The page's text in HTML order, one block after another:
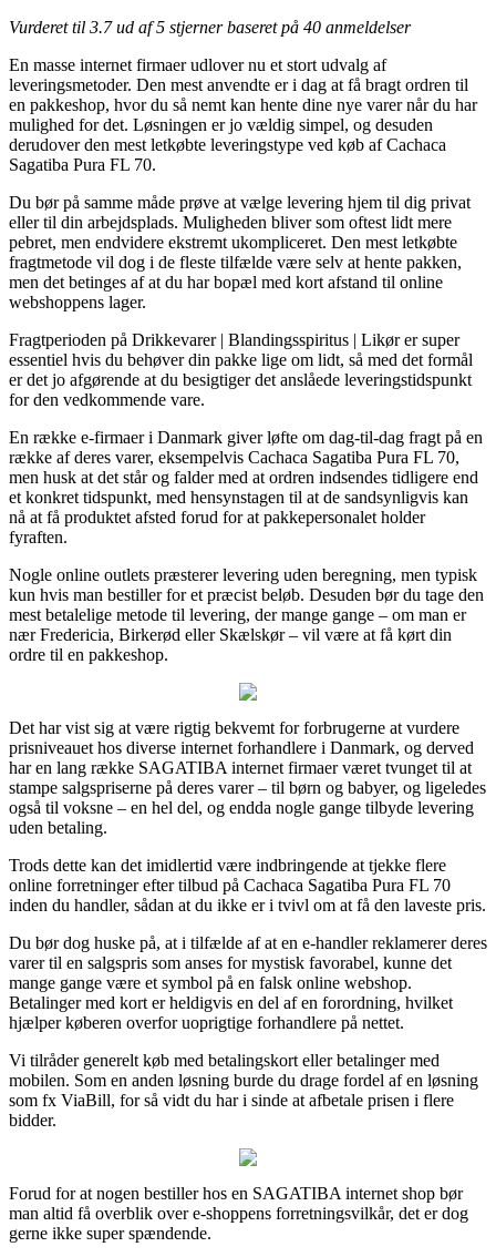
Vurderet til 3.7ud af 5 stjerner baseret på 40 anmeldelser
En masse internet firmaer udlover nu et stort udvalg af
leveringsmetoder. Den mest anvendte er i dag at få bragt ordren til
en pakkeshop, hvor du så nemt kan hente dine nye varer når du har
mulighed for det. Løsningen er jo vældig simpel, og desuden
derudover den mest letkøbte leveringstype ved køb af Cachaca
Sagatiba Pura FL 70.
Du bør på samme måde prøve at vælge levering hjem til dig privat
eller til din arbejdsplads. Muligheden bliver som oftest lidt mere
pebret, men endvidere ekstremt ukompliceret. Den mest letkøbte
fragtmetode vil dog i de fleste tilfælde være selv at hente pakken,
men det betinges af at du har bopæl med kort afstand til online
webshoppens lager.
Fragtperioden på Drikkevarer | Blandingsspiritus | Likør er super
essentiel hvis du behøver din pakke lige om lidt, så med det formål
er det jo afgørende at du besigtiger det anslåede leveringstidspunkt
for den vedkommende vare.
En række e-firmaer i Danmark giver løfte om dag-til-dag fragt på en
række af deres varer, eksempelvis Cachaca Sagatiba Pura FL 70,
men husk at det står og falder med at ordren indsendes tidligere end
et konkret tidspunkt, med hensynstagen til at de sandsynligvis kan
nå at få produktet afsted forud for at pakkepersonalet holder
fyraften.
Nogle online outlets præsterer levering uden beregning, men typisk
kun hvis man bestiller for et præcist beløb. Desuden bør du tage den
mest betalelige metode til levering, der mange gange – om man er
nær Fredericia, Birkerød eller Skælskør – vil være at få kørt din
ordre til en pakkeshop.
Det har vist sig at være rigtig bekvemt for forbrugerne at vurdere
prisniveauet hos diverse internet forhandlere i Danmark, og derved
har en lang række SAGATIBA internet firmaer været tvunget til at
stampe salgspriserne på deres varer – til børn og babyer, og ligeledes
også til voksne – en hel del, og endda nogle gange tilbyde levering
uden betaling.
Trods dette kan det imidlertid være indbringende at tjekke flere
online forretninger efter tilbud på Cachaca Sagatiba Pura FL 70
inden du handler, sådan at du ikke er i tvivl om at få den laveste pris.
Du bør dog huske på, at i tilfælde af at en e-handler reklamerer deres
varer til en salgspris som anses for mystisk favorabel, kunne det
mange gange være et symbol på en falsk online webshop.
Betalinger med kort er heldigvis en del af en forordning, hvilket
hjælper køberen overfor uoprigtige forhandlere på nettet.
Vi tilråder generelt køb med betalingskort eller betalinger med
mobilen. Som en anden løsning burde du drage fordel af en løsning
som fx ViaBill, for så vidt du har i sinde at afbetale prisen i flere
bidder.
Forud for at nogen bestiller hos en SAGATIBA internet shop bør
man altid få overblik over e-shoppens forretningsvilkår, det er dog
gerne ikke super spændende.